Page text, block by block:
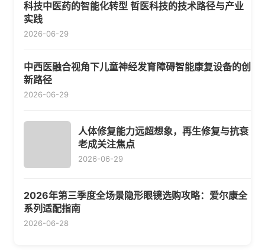
科技中医药的智能化转型 哲医科技的技术路径与产业
实践
2026-06-29
中西医融合视角下儿童神经发育障碍智能康复设备的创
新路径
2026-06-29
人体修复能力远超想象，再生修复与抗衰
老成关注焦点
2026-06-29
2026年第三季度全场景隐形眼镜选购攻略：爱尔康全
系列适配指南
2026-06-28